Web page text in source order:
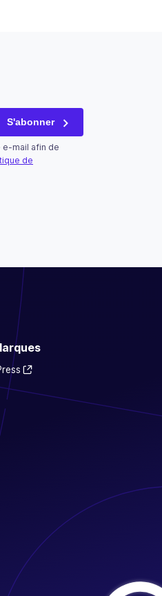
et devrait rester inchangé.
S'abonner
mail afin de
de